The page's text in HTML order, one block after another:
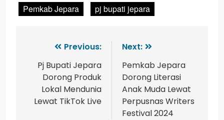
Pemkab Jepara
pj bupati jepara
Previous:
Pj Bupati Jepara
Dorong Produk
Lokal Mendunia
Lewat TikTok Live
Next:
Pemkab Jepara
Dorong Literasi
Anak Muda Lewat
Perpusnas Writers
Festival 2024